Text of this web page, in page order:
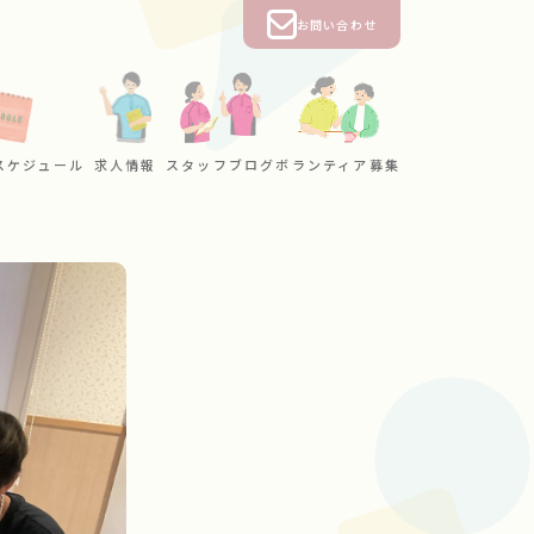
ケジュール 求人情報 スタッフブログボランティア募集
お問い合わせ